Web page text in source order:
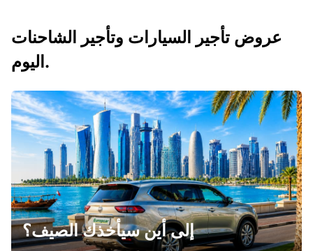
عروض تأجير السيارات وتأجير الشاحنات
اليوم.
إلى أين سيأخذك الصيف؟